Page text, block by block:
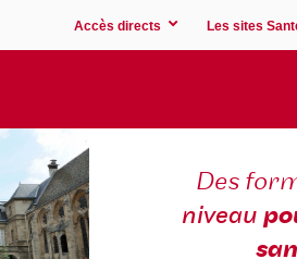
Accès directs Les sites
Des
niveau